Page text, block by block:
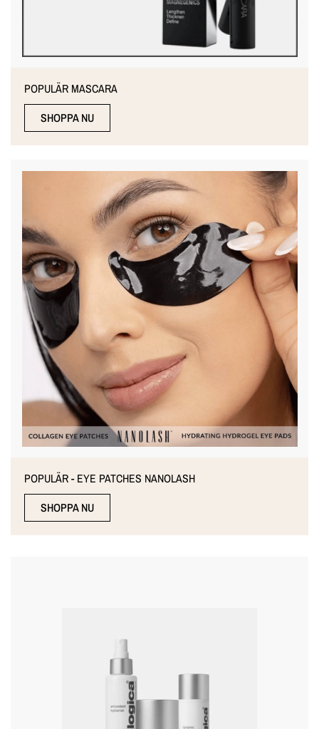
POPULÄR MASCARA
SHOPPA NU
POPULÄR - EYE PATCHES NANOLASH
SHOPPA NU